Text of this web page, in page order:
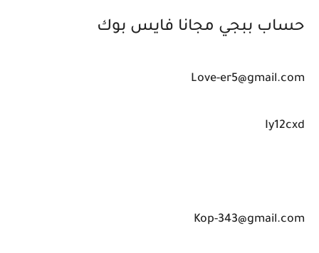
حساب ببجي مجانا فايس بوك
Love-er5@gmail.com
Iy12cxd
Kop-343@gmail.com